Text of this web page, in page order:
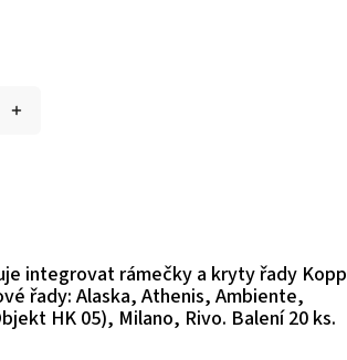
integrovat rámečky a kryty řady Kopp
řady: Alaska, Athenis, Ambiente,
HK 05), Milano, Rivo. Balení 20 ks.